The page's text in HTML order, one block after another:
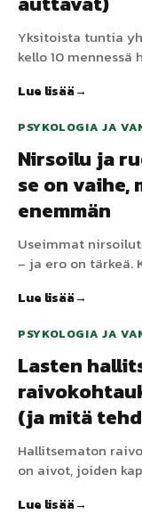
Yksitoista tuntia
kello 10 mennessä
ennakoitava
muuttavat
Lue lisää
PSYKOLOGIA JA
Nirsoilu ja
se on
enemmän
Useimmat
– ja ero on tärkeä.
keskustella
Lue lisää
PSYKOLOGIA JA
Lasten
(ja mitä
Hallitsematon
on aivot, joiden
huomiotta:
Lue lisää